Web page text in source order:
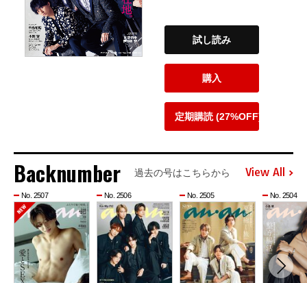
試し読み
購入
定期購読 (27%OFF)
Backnumber 過去の号はこちらから View All
No. 2507 No. 2506 No. 2505 No. 2504